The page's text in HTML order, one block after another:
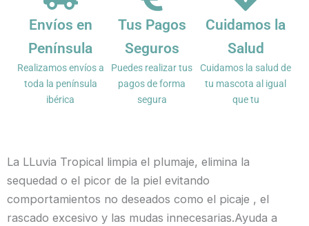
Envíos en
Península
Realizamos envíos a
toda la península
ibérica
Tus Pagos
Seguros
Puedes realizar tus
pagos de forma
segura
Cuidamos la
Salud
Cuidamos la salud de
tu mascota al igual
que tu
La LLuvia Tropical limpia el plumaje, elimina la
sequedad o el picor de la piel evitando
comportamientos no deseados como el picaje , el
rascado excesivo y las mudas innecesarias.Ayuda a